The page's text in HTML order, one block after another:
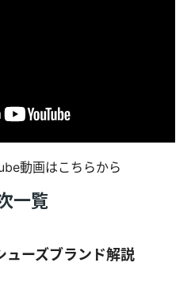
動画はこちらから
一覧
ューズブランド解説